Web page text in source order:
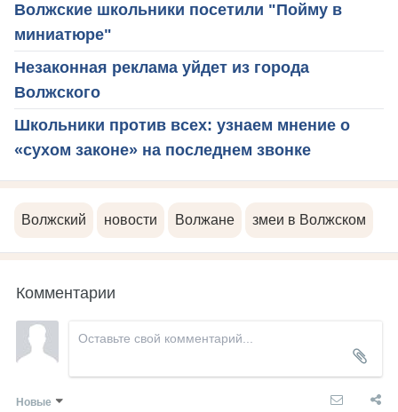
Волжские школьники посетили "Пойму в
миниатюре"
Незаконная реклама уйдет из города
Волжского
Школьники против всех: узнаем мнение о
«сухом законе» на последнем звонке
Волжский новости Волжане змеи в Волжском
Комментарии
Новые